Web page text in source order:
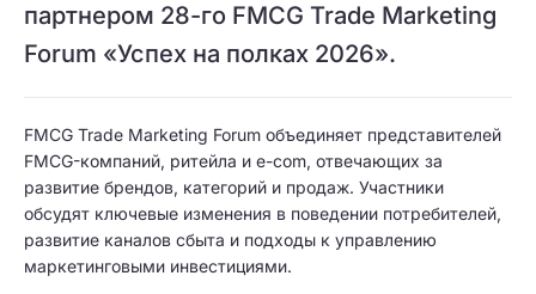
партнером 28-го FMCG Trade Marketing
Forum «Успех на полках 2026».
FMCG Trade Marketing Forum объединяет представителей
FMCG-компаний, ритейла и e-com, отвечающих за
развитие брендов, категорий и продаж. Участники
обсудят ключевые изменения в поведении потребителей,
развитие каналов сбыта и подходы к управлению
маркетинговыми инвестициями.